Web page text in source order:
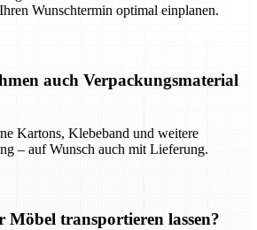
Wunschtermin optimal einplanen.
auch Verpackungsmaterial
Kartons, Klebeband und weitere
– auf Wunsch auch mit Lieferung.
transportieren lassen?